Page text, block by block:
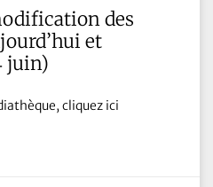
des
et
juin)
cliquez ici